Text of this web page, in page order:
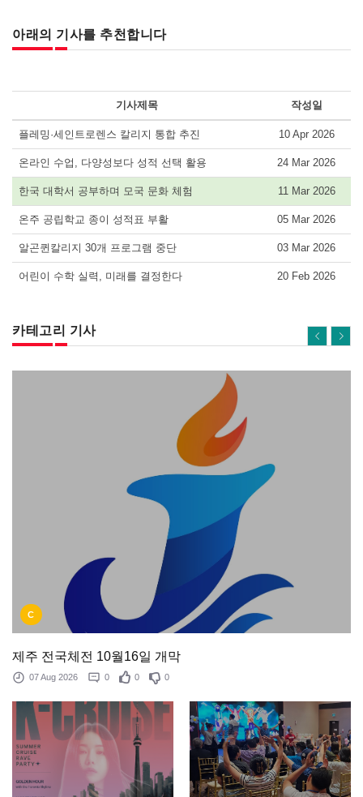
아래의 기사를 추천합니다
기사제목 작성일
플레밍·세인트로렌스 칼리지 통합 추진 10 Apr 2026
온라인 수업, 다양성보다 성적 선택 활용 24 Mar 2026
한국 대학서 공부하며 모국 문화 체험 11 Mar 2026
온주 공립학교 종이 성적표 부활 05 Mar 2026
알곤퀸칼리지 30개 프로그램 중단 03 Mar 2026
어린이 수학 실력, 미래를 결정한다 20 Feb 2026
카테고리 기사
C
제주 전국체전 10월16일 개막
07 Aug 2026 0 0 0